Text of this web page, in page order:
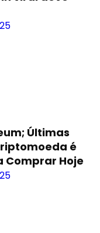
Últimas
é
Comprar Hoje